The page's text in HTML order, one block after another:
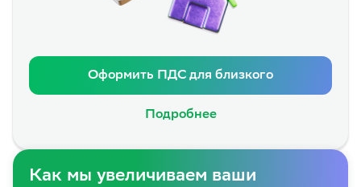
Оформить ПДС для близкого
Подробнее
Как мы увеличиваем ваши